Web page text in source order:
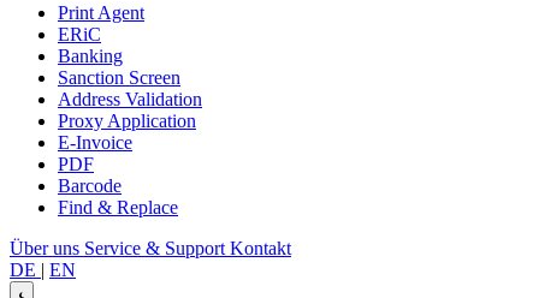
Print Agent
ERiC
Banking
Sanction Screen
Address Validation
Proxy Application
E-Invoice
PDF
Barcode
Find & Replace
Über uns Service & Support Kontakt
DE | EN